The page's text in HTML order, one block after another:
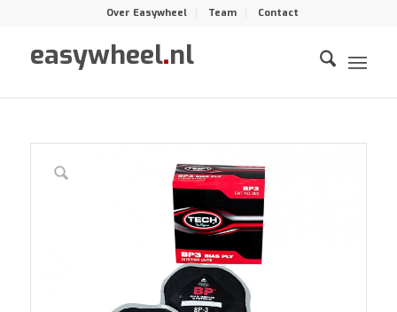
Over Easywheel Team Contact
easywheel.nl